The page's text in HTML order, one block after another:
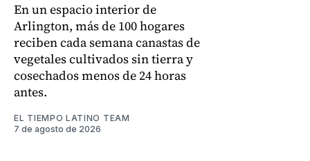
En un espacio interior de
Arlington, más de 100 hogares
reciben cada semana canastas de
vegetales cultivados sin tierra y
cosechados menos de 24 horas
antes.
EL TIEMPO LATINO TEAM
7 de agosto de 2026